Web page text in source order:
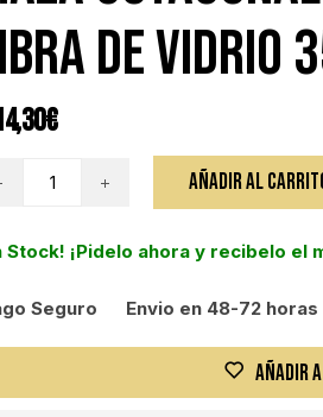
DE VIDRIO
€
MAZA
MANGO
DE
VIDRIO
cantidad
AÑADIR AL
Stock! ¡Pidelo ahora y recibelo el
Seguro Envio en 48-72 horas
AÑADIR